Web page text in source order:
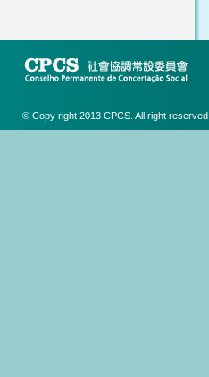
© Copy right 2013 CPCS. All right reserved.